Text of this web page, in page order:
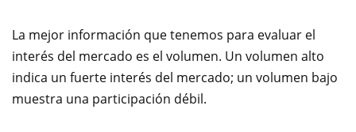
La mejor información que tenemos para evaluar el
interés del mercado es el volumen. Un volumen alto
indica un fuerte interés del mercado; un volumen bajo
muestra una participación débil.